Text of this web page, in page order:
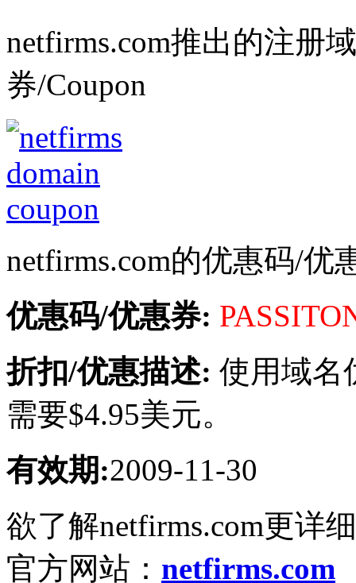
netfirms.com推出的注册
券/Coupon
netfirms.com的优惠码/优
优惠码/优惠券:
折扣/优惠描述: 使用域名
需要$4.95美元。
有效期:2009-11-30
欲了解netfirms.com更详
官方网站： netfirms.com